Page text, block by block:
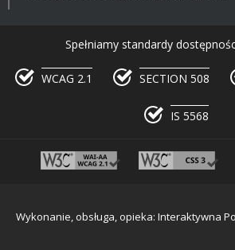
Spełniamy standardy
WCAG 2.1 SECTION 508
IS 5568
Wykonanie, obsługa, opieka: Interaktywna